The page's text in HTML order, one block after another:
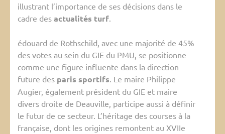
illustrant l’importance de ses décisions dans le
cadre des actualités turf.
édouard de Rothschild, avec une majorité de 45%
des votes au sein du GIE du PMU, se positionne
comme une figure influente dans la direction
future des paris sportifs. Le maire Philippe
Augier, également président du GIE et maire
divers droite de Deauville, participe aussi à définir
le futur de ce secteur. L’héritage des courses à la
française, dont les origines remontent au XVIIe